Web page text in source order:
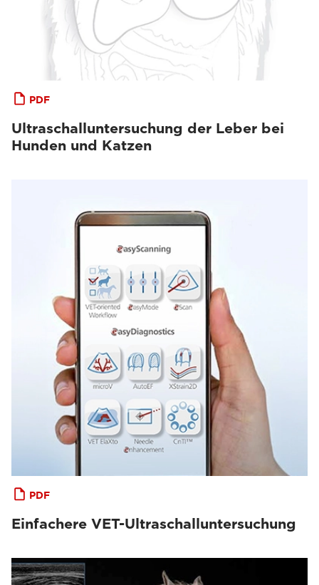
PDF
Ultraschalluntersuchung der Leber bei
Hunden und Katzen
PDF
Einfachere VET-Ultraschalluntersuchung